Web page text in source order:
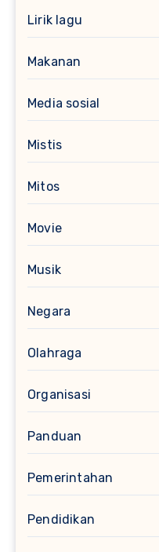
Lirik lagu
Makanan
Media sosial
Mistis
Mitos
Movie
Musik
Negara
Olahraga
Organisasi
Panduan
Pemerintahan
Pendidikan